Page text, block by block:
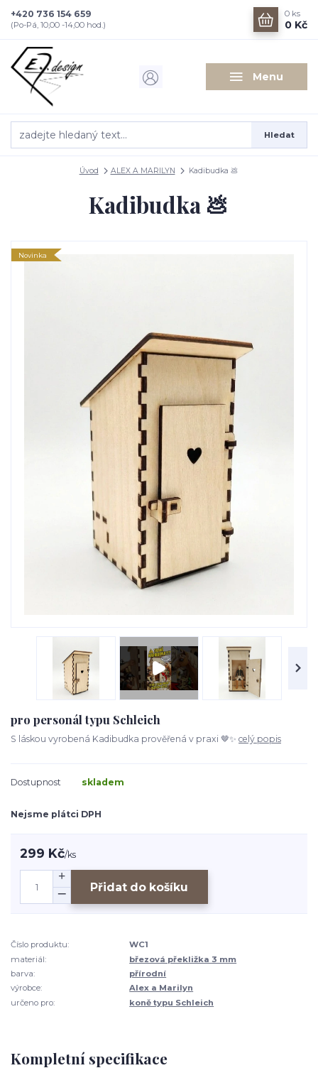
Menu
Hledat
+420 736 154 659
(Po-Pá, 10,00 -14,00 hod.)
0 ks
0 Kč
Úvod ALEX A MARILYN Kadibudka 💩
Kadibudka 💩
Novinka
pro personál typu Schleich
S láskou vyrobená Kadibudka prověřená v praxi 🤎✨ celý popis
Dostupnost skladem
Nejsme plátci DPH
299 Kč/ks
Přidat do košíku
Číslo produktu:
WC1
materiál:
březová překližka 3 mm
barva:
přírodní
výrobce:
Alex a Marilyn
určeno pro:
koně typu Schleich
Kompletní specifikace